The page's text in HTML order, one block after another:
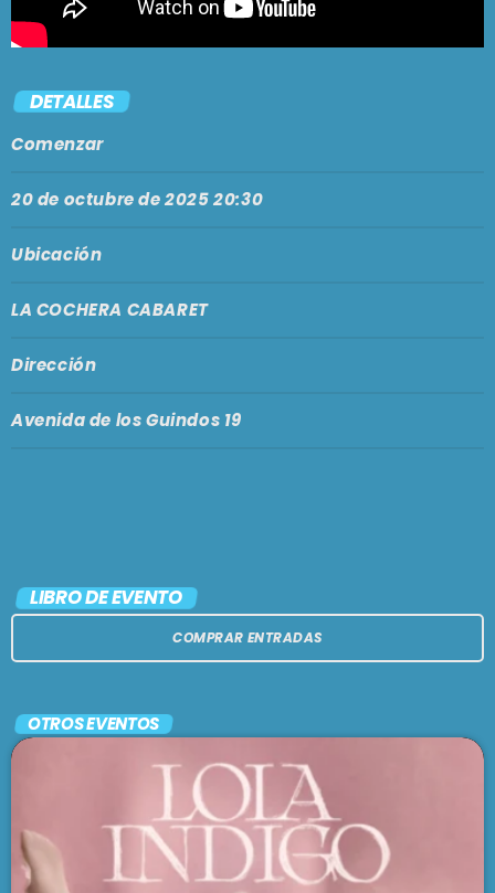
DETALLES
Comenzar
20 de octubre de 2025 20:30
Ubicación
LA COCHERA CABARET
Dirección
Avenida de los Guindos 19
LIBRO DE EVENTO
COMPRAR ENTRADAS
OTROS EVENTOS